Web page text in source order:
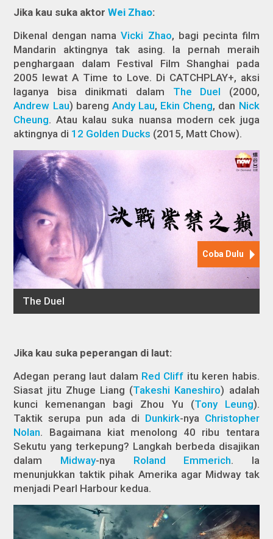
Jika kau suka aktorWei Zhao:
Dikenal dengan namaVicki Zhao, bagi pecinta film
Mandarin aktingnya tak asing. Ia pernah meraih
penghargaan dalam Festival Film Shanghai pada
2005 lewatA Time to Love. Di CATCHPLAY+, aksi
laganya bisa dinikmati dalam The Duel (2000,
Andrew Lau) bareng Andy Lau, Ekin Cheng, dan Nick
Cheung. Atau kalau suka nuansa modern cek juga
aktingnya di 12 Golden Ducks (2015, Matt Chow).
Jika kau suka peperangan di laut:
Adegan perang laut dalam Red Cliff itu keren habis.
Siasat jitu Zhuge Liang (Takeshi Kaneshiro) adalah
kunci kemenangan bagi Zhou Yu (Tony Leung).
Taktik serupa pun ada di Dunkirk-nya Christopher
Nolan. Bagaimana kiat menolong 40 ribu tentara
Sekutu yang terkepung? Langkah berbeda disajikan
dalam Midway-nya Roland Emmerich. Ia
menunjukkan taktik pihak Amerika agar Midway tak
menjadi Pearl Harbour kedua.